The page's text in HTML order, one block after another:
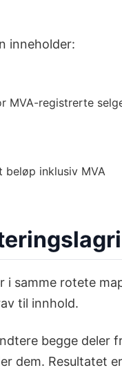
inneholder:
MVA-registrerte
beløp inklusiv MVA
samme rotete
til innhold.
begge deler
dem. Resultatet